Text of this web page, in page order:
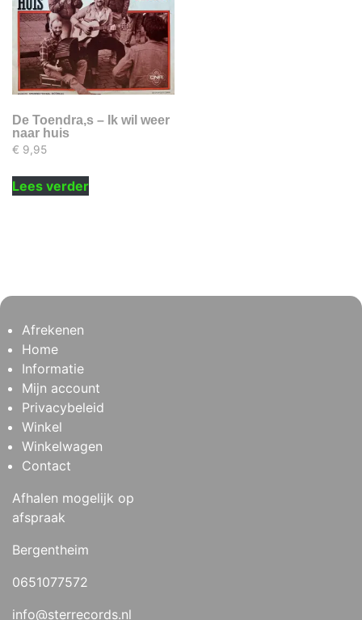
De Toendra,s – Ik wil weer
naar huis
€ 9,95
Lees verder
Afrekenen
Home
Informatie
Mijn account
Privacybeleid
Winkel
Winkelwagen
Contact
Afhalen mogelijk op
afspraak
Bergentheim
0651077572
info@sterrecords.nl